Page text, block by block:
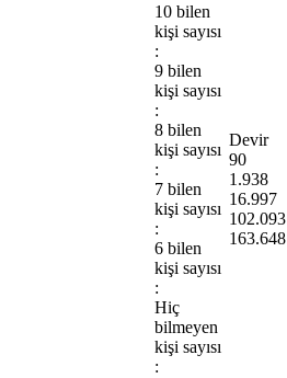
10 bilen
kişi sayısı
:
9 bilen
kişi sayısı
:
8 bilen
kişi sayısı
:
7 bilen
kişi sayısı
:
6 bilen
kişi sayısı
:
Hiç
bilmeyen
kişi sayısı
:
Devir
90
1.938
16.997
102.093
163.648